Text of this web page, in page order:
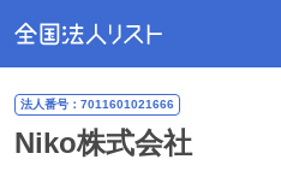
法人番号：7011601021666
Niko株式会社